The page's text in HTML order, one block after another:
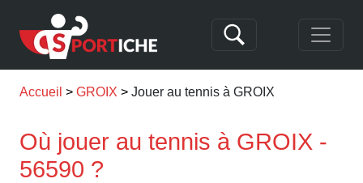
Accueil GROIX Jouer au tennis à GROIX
Où jouer au tennis à GROIX -
56590 ?